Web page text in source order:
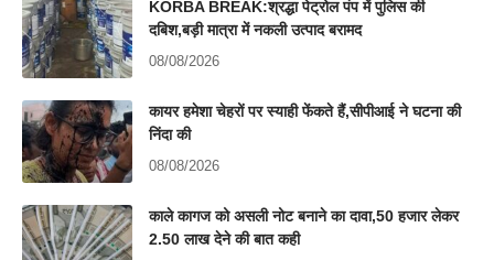
KORBA BREAK:श्रद्धा पेट्रोल पंप में पुलिस की
दबिश,बड़ी मात्रा में नकली उत्पाद बरामद
08/08/2026
कायर हमेशा चेहरों पर स्याही फेंकते हैं,सीपीआई ने घटना की
निंदा की
08/08/2026
काले कागज को असली नोट बनाने का दावा,50 हजार लेकर
2.50 लाख देने की बात कही